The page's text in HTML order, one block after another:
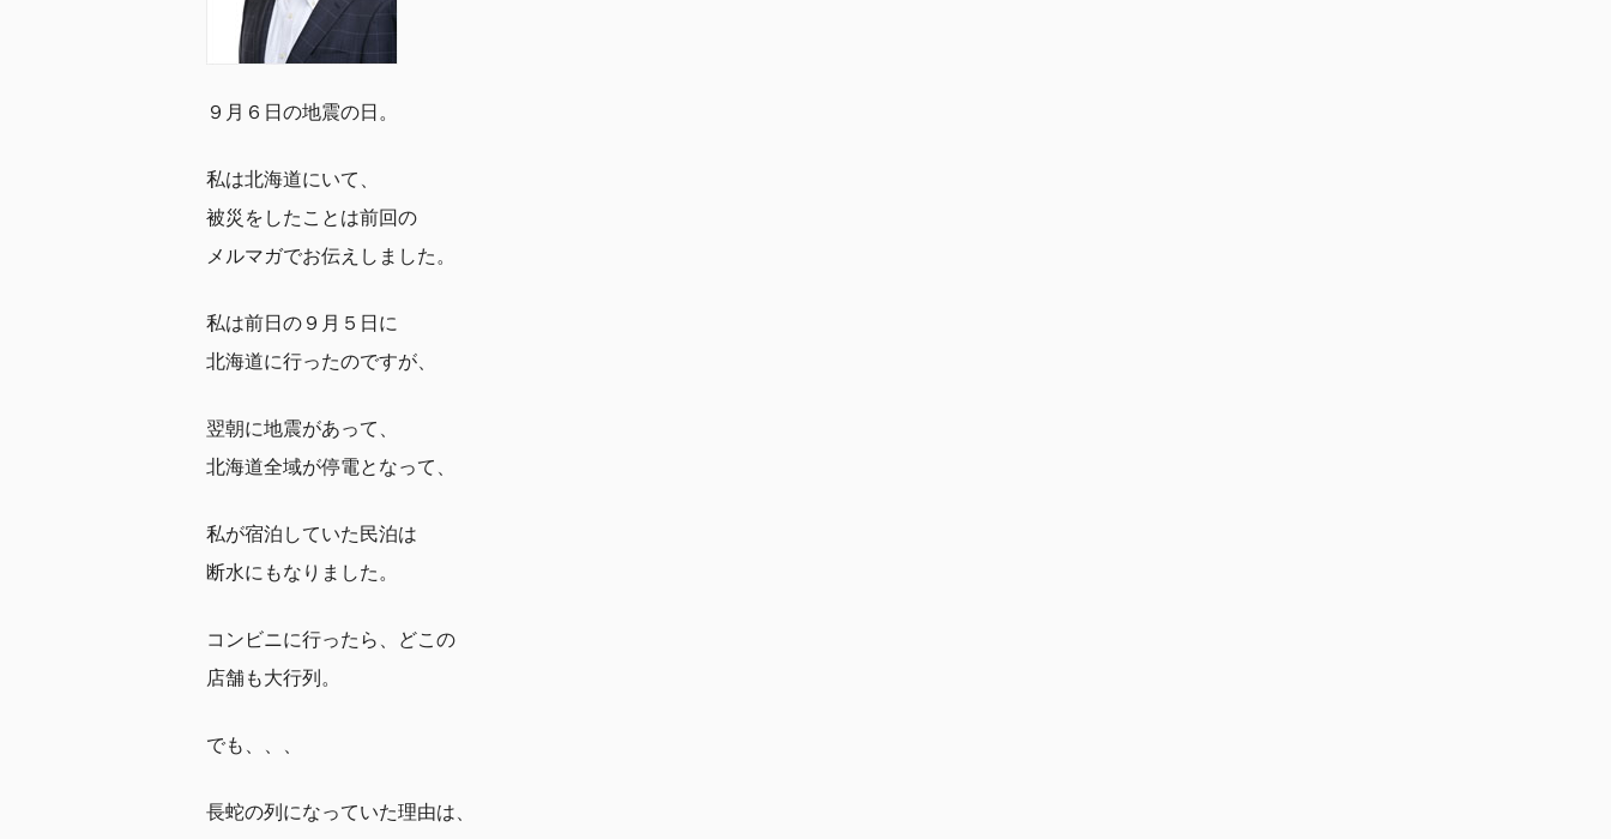
９月６日の地震の日。
私は北海道にいて、
被災をしたことは前回の
メルマガでお伝えしました。
私は前日の９月５日に
北海道に行ったのですが、
翌朝に地震があって、
北海道全域が停電となって、
私が宿泊していた民泊は
断水にもなりました。
コンビニに行ったら、どこの
店舗も大行列。
でも、、、
長蛇の列になっていた理由は、